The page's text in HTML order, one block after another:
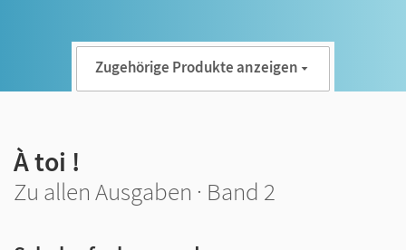
Zugehörige Produkte anzeigen
À toi !
Zu allen Ausgaben · Band 2